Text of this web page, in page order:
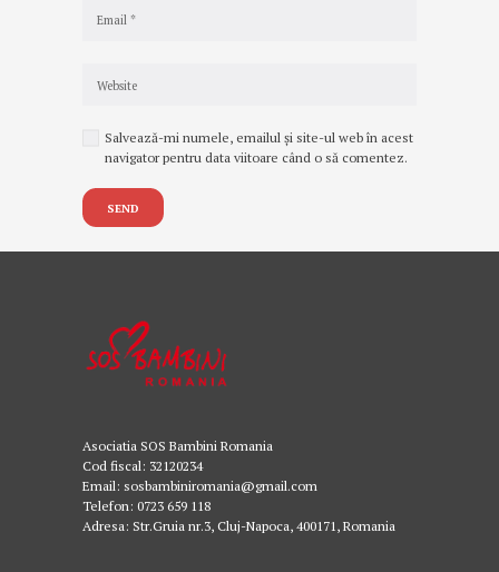
Salvează-mi numele, emailul și site-ul web în acest
navigator pentru data viitoare când o să comentez.
Asociatia SOS Bambini Romania
Cod fiscal: 32120234
Email: sosbambiniromania@gmail.com
Telefon: 0723 659 118
Adresa: Str.Gruia nr.3, Cluj-Napoca, 400171, Romania